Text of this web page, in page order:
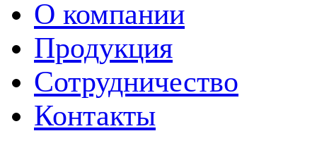
О компании
Продукция
Сотрудничество
Контакты